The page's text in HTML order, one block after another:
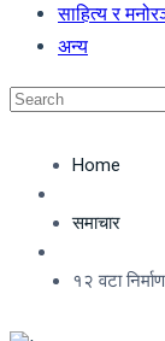
साहित्य र
अन्य
Home
समाचार
१२ वटा